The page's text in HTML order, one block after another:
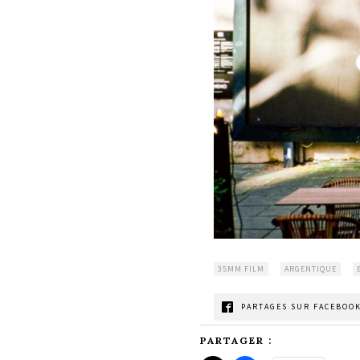
35MM FILM ARGENTIQUE
PARTAGES SUR
PARTAGER :